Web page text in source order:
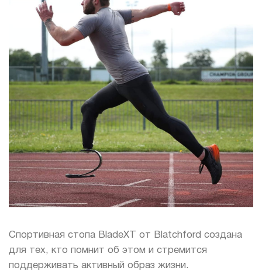
Спортивная стопа BladeXT от Blatchford создана
для тех, кто помнит об этом и стремится
поддерживать активный образ жизни.